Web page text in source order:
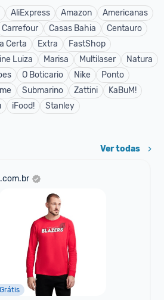
AliExpress Amazon
Americanas
Carrefour Casas Bahia
Centauro
Certa
Extra
FastShop
Luiza
Marisa Multilaser
Natura
O Boticario Nike
Ponto
Submarino Zattini
KaBuM!
iFood! Stanley
Ver todas